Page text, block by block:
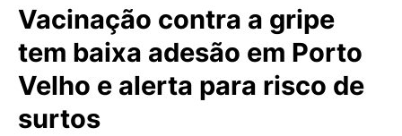
Vacinação contra a gripe
tem baixa adesão em Porto
Velho e alerta para risco de
surtos